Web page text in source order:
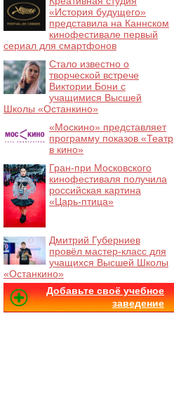
«История будущего»
представила на Каннском
кинофестивале первый
сериал для смартфонов
Стало известно о
творческой встрече
Виктории Бони с
учащимися Высшей
Школы «Останкино»
«Москино» представляет
программу показов «Театр
в кино»
Гран-при Московского
кинофестиваля получила
российская картина
«Царь-птица»
Дмитрий Губерниев
провёл мастер-класс для
учащихся Высшей Школы
«Останкино»
Добавьте своё учебное
заведение